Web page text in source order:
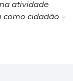
atividade
como cidadão –